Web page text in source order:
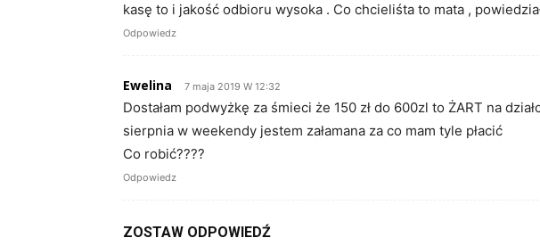
kasę to i jakość odbioru wysoka . Co chcieliśta to mata ,
Odpowiedz
Ewelina 7 maja 2019 W 12:32
Dostałam podwyżkę za śmieci że 150 zł do 600zl to ŻART na
sierpnia w weekendy jestem załamana za co mam tyle płacić
Co robić????
Odpowiedz
ZOSTAW ODPOWIEDŹ